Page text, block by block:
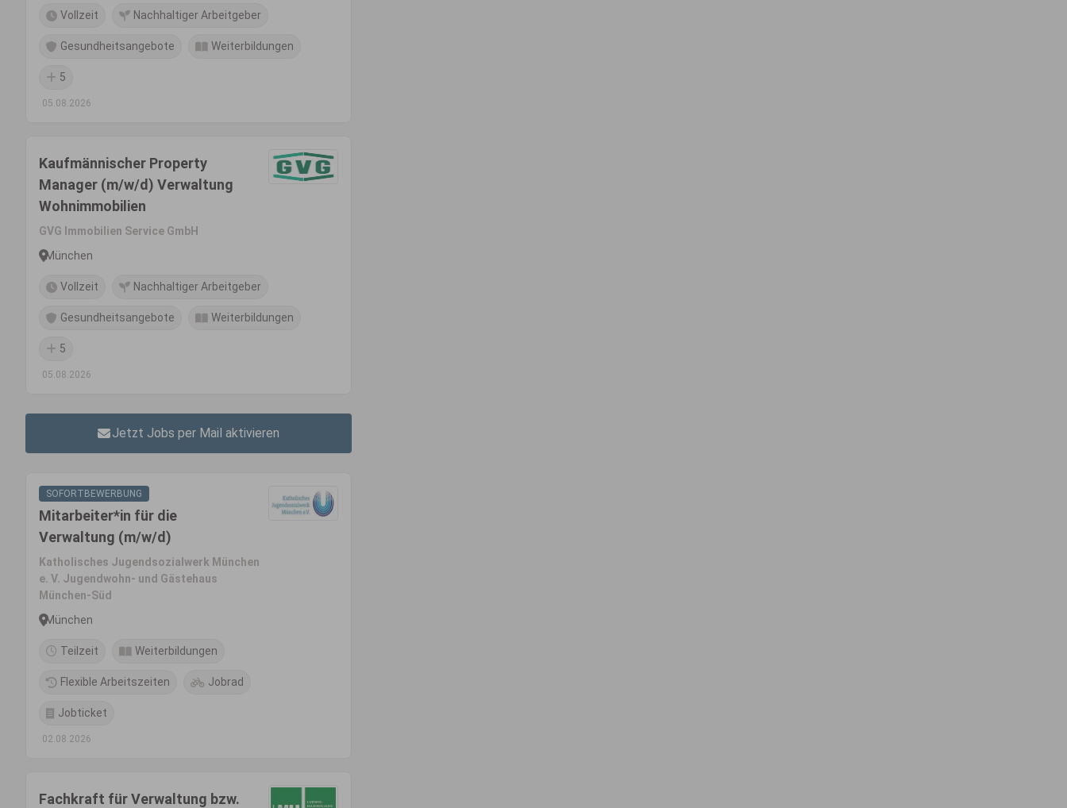
Vollzeit Nachhaltiger Arbeitgeber
Gesundheitsangebote Weiterbildungen
5
05.08.2026
Kaufmännischer Property
Manager (m/w/d) Verwaltung
Wohnimmobilien
GVG Immobilien Service GmbH
München
Vollzeit Nachhaltiger Arbeitgeber
Gesundheitsangebote Weiterbildungen
5
05.08.2026
Jetzt Jobs per Mail aktivieren
SOFORTBEWERBUNG
Mitarbeiter*in für die
Verwaltung (m/w/d)
Katholisches Jugendsozialwerk München
e. V. Jugendwohn- und Gästehaus
München-Süd
München
Teilzeit Weiterbildungen
Flexible Arbeitszeiten Jobrad
Jobticket
02.08.2026
Fachkraft für Verwaltung bzw.